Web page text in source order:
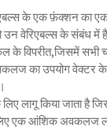
के एक फ़ंक्शन
वेरिएबल्स के संबंध में
के विपरीत,जिसमें
का उपयोग
लागू किया जाता है
एक आंशिक अवकलज